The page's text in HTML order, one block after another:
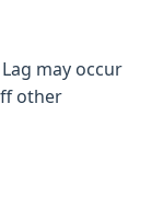
may occur
other